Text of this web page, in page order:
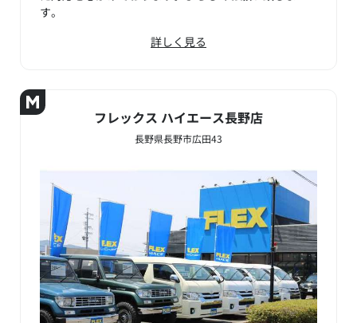
す。
詳しく見る
フレックス ハイエース長野店
長野県長野市広田43